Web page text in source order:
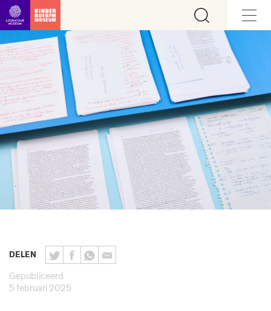
Ga direct naar inhoud
DELEN
Gepubliceerd
5 februari 2025